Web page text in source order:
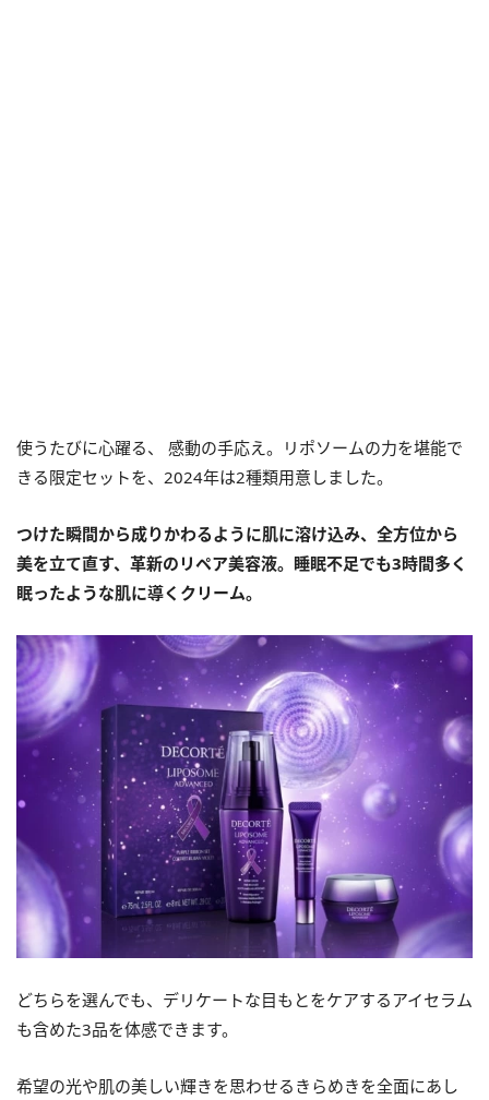
使うたびに心躍る、 感動の手応え。リポソームの力を堪能で
きる限定セットを、2024年は2種類用意しました。
つけた瞬間から成りかわるように肌に溶け込み、全方位から
美を立て直す、革新のリペア美容液。 睡眠不足でも3時間多く
眠ったような肌に導くクリーム。
どちらを選んでも、デリケートな目もとをケアするアイセラム
も含めた3品を体感できます。
希望の光や肌の美しい輝きを思わせるきらめきを全面にあし